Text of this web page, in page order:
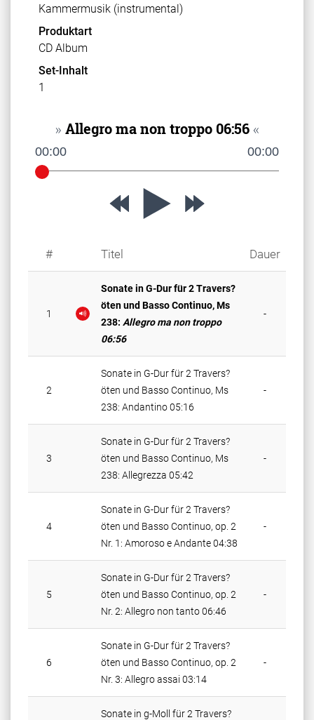
Kammermusik (instrumental)
Produktart
CD Album
Set-Inhalt
1
» Allegro ma non troppo 06:56«
00:00 00:00
#
Wird abgespielt
Titel Dauer
1
Sonate in G-Dur für 2 Travers?
öten und Basso Continuo, Ms
238: Allegro ma non troppo
06:56
-
2
Sonate in G-Dur für 2 Travers?
öten und Basso Continuo, Ms
238: Andantino 05:16
-
3
Sonate in G-Dur für 2 Travers?
öten und Basso Continuo, Ms
238: Allegrezza 05:42
-
4
Sonate in G-Dur für 2 Travers?
öten und Basso Continuo, op. 2
Nr. 1: Amoroso e Andante 04:38
-
5
Sonate in G-Dur für 2 Travers?
öten und Basso Continuo, op. 2
Nr. 2: Allegro non tanto 06:46
-
6
Sonate in G-Dur für 2 Travers?
öten und Basso Continuo, op. 2
Nr. 3: Allegro assai 03:14
-
Sonate in g-Moll für 2 Travers?